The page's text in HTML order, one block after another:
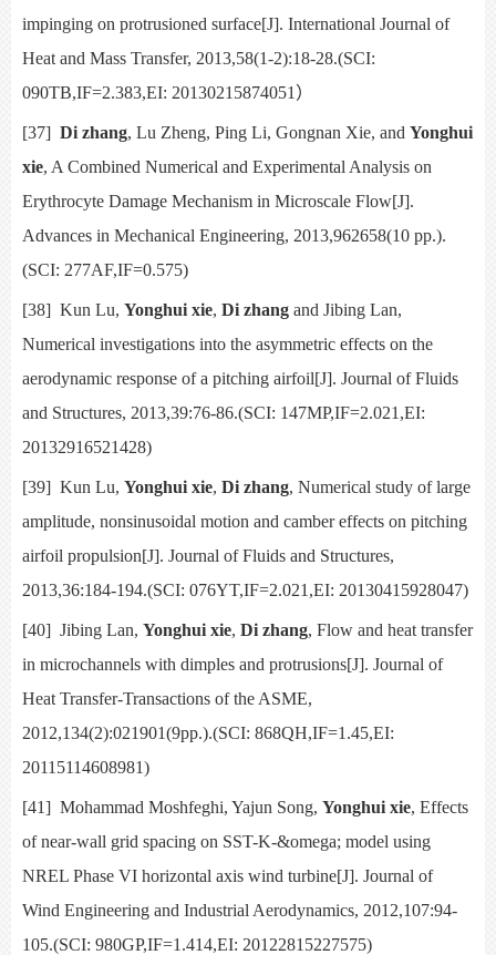
impinging on protrusioned surface[J]. International Journal of
Heat and Mass Transfer, 2013,58(1-2):18-28.(SCI:
090TB,IF=2.383,EI: 20130215874051 ）
[37] Di zhang, Lu Zheng, Ping Li, Gongnan Xie, and Yonghui
xie, A Combined Numerical and Experimental Analysis on
Erythrocyte Damage Mechanism in Microscale Flow[J].
Advances in Mechanical Engineering, 2013,962658(10 pp.).
(SCI: 277AF,IF=0.575)
[38] Kun Lu, Yonghui xie, Di zhang and Jibing Lan,
Numerical investigations into the asymmetric effects on the
aerodynamic response of a pitching airfoil[J]. Journal of Fluids
and Structures, 2013,39:76-86.(SCI: 147MP,IF=2.021,EI:
20132916521428)
[39] Kun Lu, Yonghui xie, Di zhang, Numerical study of large
amplitude, nonsinusoidal motion and camber effects on pitching
airfoil propulsion[J]. Journal of Fluids and Structures,
2013,36:184-194.(SCI: 076YT,IF=2.021,EI: 20130415928047)
[40] Jibing Lan, Yonghui xie, Di zhang, Flow and heat transfer
in microchannels with dimples and protrusions[J]. Journal of
Heat Transfer-Transactions of the ASME,
2012,134(2):021901(9pp.).(SCI: 868QH,IF=1.45,EI:
20115114608981)
[41] Mohammad Moshfeghi, Yajun Song, Yonghui xie, Effects
of near-wall grid spacing on SST-K-&omega; model using
NREL Phase VI horizontal axis wind turbine[J]. Journal of
Wind Engineering and Industrial Aerodynamics, 2012,107:94-
105.(SCI: 980GP,IF=1.414,EI: 20122815227575)